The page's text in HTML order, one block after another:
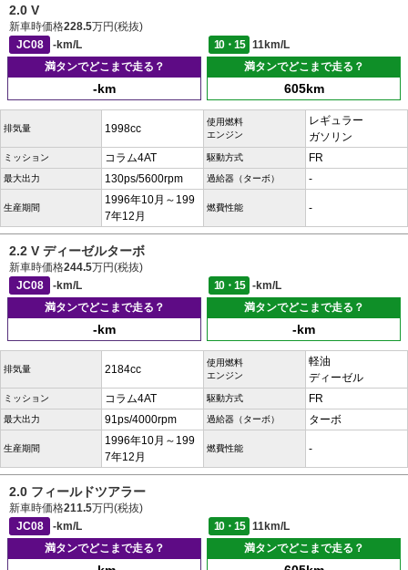
2.0 V
新車時価格228.5万円(税抜)
JC08
-km/L 10・15
11km/L
満タンでどこまで走る？
-km
満タンでどこまで走る？
605km
排気量 1998cc
使用燃料
エンジン
レギュラー
ガソリン
ミッション コラム4AT 駆動方式 FR
最大出力 130ps/5600rpm 過給器（ターボ） -
生産期間
1996年10月～199
7年12月
燃費性能 -
2.2 V ディーゼルターボ
新車時価格244.5万円(税抜)
JC08
-km/L 10・15
-km/L
満タンでどこまで走る？
-km
満タンでどこまで走る？
-km
排気量 2184cc
使用燃料
エンジン
軽油
ディーゼル
ミッション コラム4AT 駆動方式 FR
最大出力 91ps/4000rpm 過給器（ターボ） ターボ
生産期間
1996年10月～199
7年12月
燃費性能 -
2.0 フィールドツアラー
新車時価格211.5万円(税抜)
JC08
-km/L 10・15
11km/L
満タンでどこまで走る？
満タンでどこまで走る？